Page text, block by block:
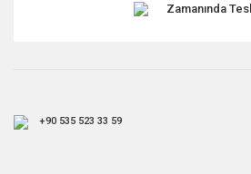
Zamanında
+90 535 523 33 59